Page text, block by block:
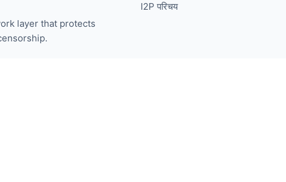
layer that protects
I2P परिचय